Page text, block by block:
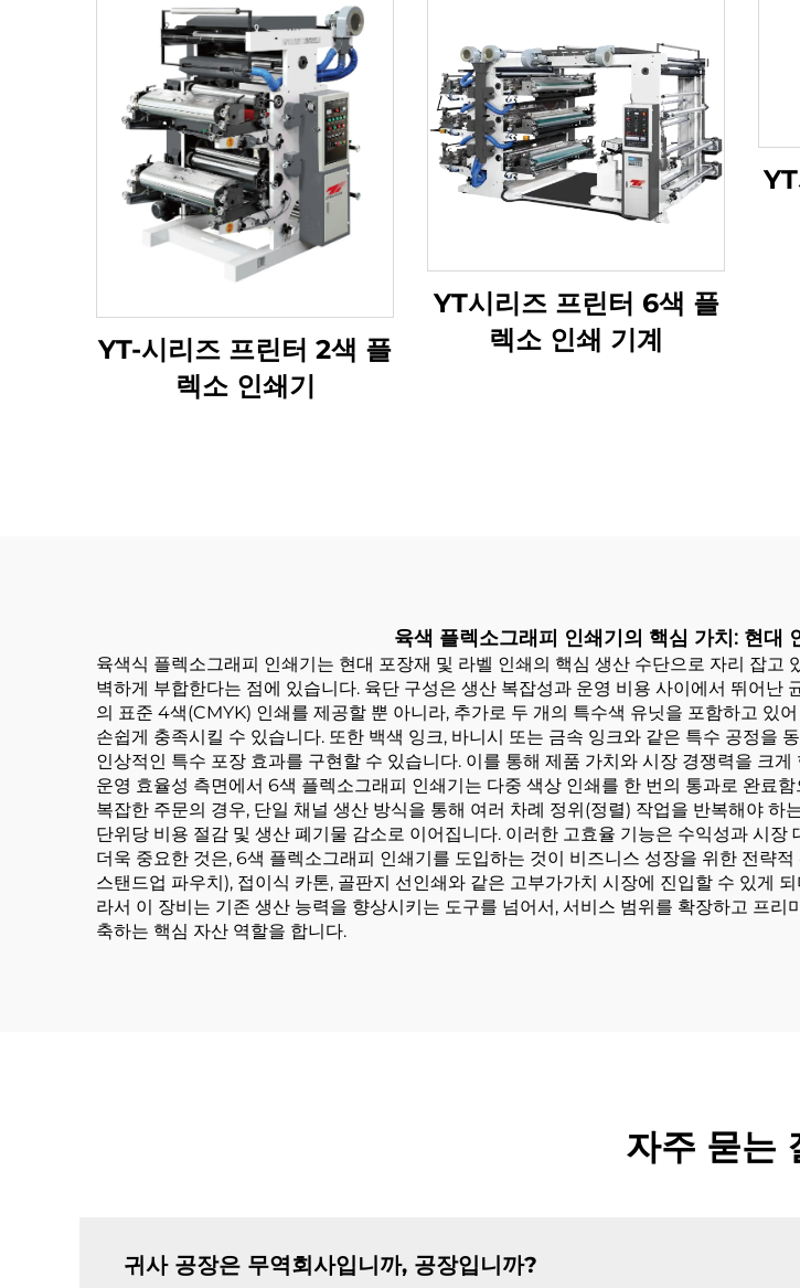
YT-시리즈 프린터 2색 플
렉소 인쇄기
YT시리즈 프린터 6색 플
렉소 인쇄 기계
육색 플렉소그래피 인쇄기의 핵심 가치: 현대
육색식 플렉소그래피 인쇄기는 현대 포장재 및 라벨 인쇄의 핵심 생산 수단으로 자리 잡
벽하게 부합한다는 점에 있습니다. 육단 구성은 생산 복잡성과 운영 비용 사이에서 뛰어
의 표준 4색(CMYK) 인쇄를 제공할 뿐 아니라, 추가로 두 개의 특수색 유닛을 포함하고
손쉽게 충족시킬 수 있습니다. 또한 백색 잉크, 바니시 또는 금속 잉크와 같은 특수 공정을
인상적인 특수 포장 효과를 구현할 수 있습니다. 이를 통해 제품 가치와 시장 경쟁력을 크게
운영 효율성 측면에서 6색 플렉소그래피 인쇄기는 다중 색상 인쇄를 한 번의 통과로 완료
복잡한 주문의 경우, 단일 채널 생산 방식을 통해 여러 차례 정위(정렬) 작업을 반복해야
단위당 비용 절감 및 생산 폐기물 감소로 이어집니다. 이러한 고효율 기능은 수익성과 시장
더욱 중요한 것은, 6색 플렉소그래피 인쇄기를 도입하는 것이 비즈니스 성장을 위한 전략
스탠드업 파우치), 접이식 카톤, 골판지 선인쇄와 같은 고부가가치 시장에 진입할 수 있게
라서 이 장비는 기존 생산 능력을 향상시키는 도구를 넘어서, 서비스 범위를 확장하고 프
축하는 핵심 자산 역할을 합니다.
자주 묻는
귀사 공장은 무역회사입니까, 공장입니까?